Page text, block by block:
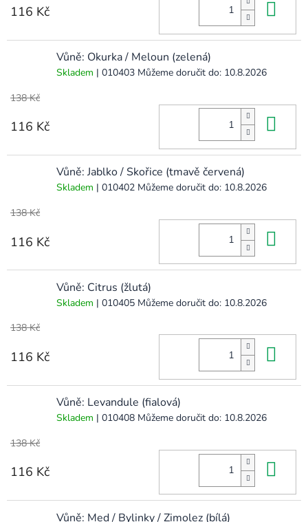
116 Kč
Vůně: Okurka / Meloun (zelená)
Skladem | 010403 Můžeme doručit do: 10.8.2026
138 Kč
116 Kč
Vůně: Jablko / Skořice (tmavě červená)
Skladem | 010402 Můžeme doručit do: 10.8.2026
138 Kč
116 Kč
Vůně: Citrus (žlutá)
Skladem | 010405 Můžeme doručit do: 10.8.2026
138 Kč
116 Kč
Vůně: Levandule (fialová)
Skladem | 010408 Můžeme doručit do: 10.8.2026
138 Kč
116 Kč
Vůně: Med / Bylinky / Zimolez (bílá)